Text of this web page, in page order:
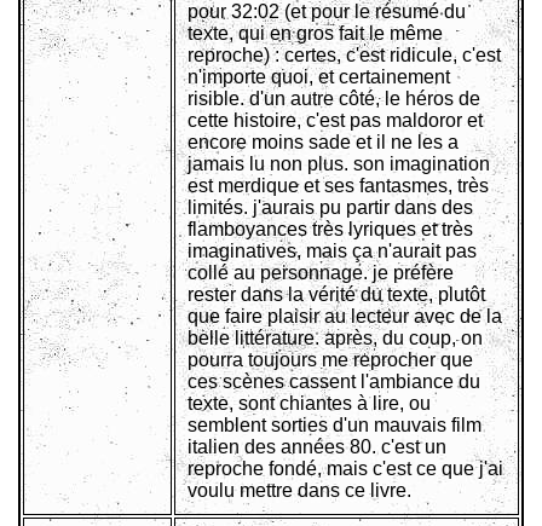
pour 32:02 (et pour le résumé du
texte, qui en gros fait le même
reproche) : certes, c'est ridicule, c'est
n'importe quoi, et certainement
risible. d'un autre côté, le héros de
cette histoire, c'est pas maldoror et
encore moins sade et il ne les a
jamais lu non plus. son imagination
est merdique et ses fantasmes, très
limités. j'aurais pu partir dans des
flamboyances très lyriques et très
imaginatives, mais ça n'aurait pas
collé au personnage. je préfère
rester dans la vérité du texte, plutôt
que faire plaisir au lecteur avec de la
belle littérature. après, du coup, on
pourra toujours me reprocher que
ces scènes cassent l'ambiance du
texte, sont chiantes à lire, ou
semblent sorties d'un mauvais film
italien des années 80. c'est un
reproche fondé, mais c'est ce que j'ai
voulu mettre dans ce livre.